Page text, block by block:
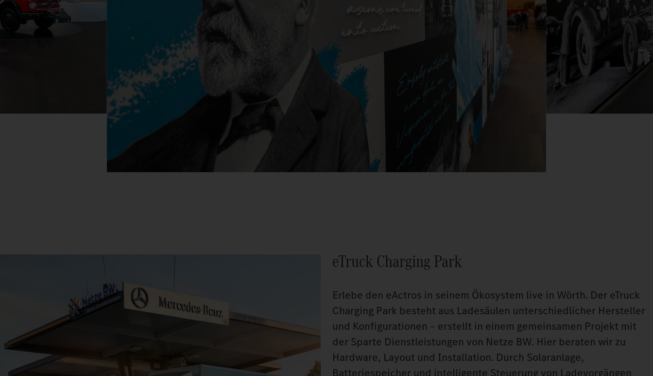
eTruck Charging Park
Erlebe den eActros in seinem Ökosystem live in Wörth. Der eTruck
Charging Park besteht aus Ladesäulen unterschiedlicher Hersteller
und Konfigurationen – erstellt in einem gemeinsamen Projekt mit
der Sparte Dienstleistungen von Netze BW. Hier beraten wir zu
Hardware, Layout und Installation. Durch Solaranlage,
Batteriespeicher und intelligente Steuerung von Ladevorgängen